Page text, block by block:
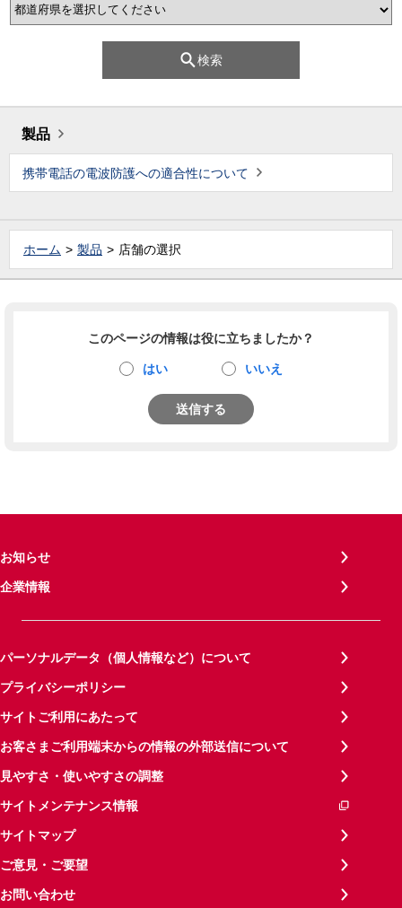
検索
製品
携帯電話の電波防護への適合性について
ホーム 製品 店舗の選択
このページの情報は役に立ちましたか？
はい いいえ
送信する
お知らせ
企業情報
パーソナルデータ（個人情報など）について
プライバシーポリシー
サイトご利用にあたって
お客さまご利用端末からの情報の外部送信について
見やすさ・使いやすさの調整
サイトメンテナンス情報
サイトマップ
ご意見・ご要望
お問い合わせ